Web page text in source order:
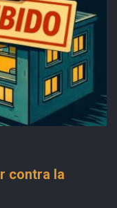
contra la